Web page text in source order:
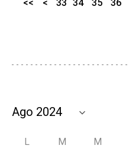
<< < 33 34 35 36
L M M